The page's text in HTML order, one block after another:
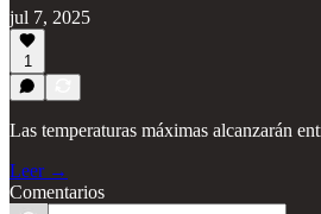
jul 7, 2025
1
Las temperaturas máximas alcanzarán
Leer →
Comentarios